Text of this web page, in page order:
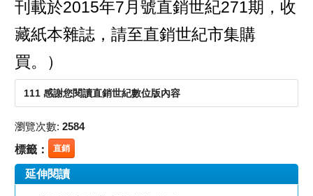
刊載於2015年7月號直銷世紀271期，收
藏紙本雜誌，請至直銷世紀市集購
買。）
111 感謝您閱讀直銷世紀數位版內容
瀏覽次數: 2584
標籤： 直銷
延伸閱讀